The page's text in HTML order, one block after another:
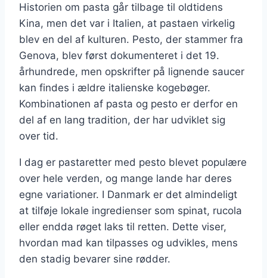
Historien om pasta går tilbage til oldtidens
Kina, men det var i Italien, at pastaen virkelig
blev en del af kulturen. Pesto, der stammer fra
Genova, blev først dokumenteret i det 19.
århundrede, men opskrifter på lignende saucer
kan findes i ældre italienske kogebøger.
Kombinationen af pasta og pesto er derfor en
del af en lang tradition, der har udviklet sig
over tid.
I dag er pastaretter med pesto blevet populære
over hele verden, og mange lande har deres
egne variationer. I Danmark er det almindeligt
at tilføje lokale ingredienser som spinat, rucola
eller endda røget laks til retten. Dette viser,
hvordan mad kan tilpasses og udvikles, mens
den stadig bevarer sine rødder.